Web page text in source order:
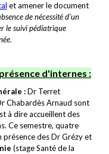
et amener le document
de nécessité d'un
le suivi pédiatrique
d'internes :
:Dr Terret
Chabardès Arnaud sont
à dire accueillent des
Ce semestre, quatre
présence des Dr Grézy et
(stage Santé de la